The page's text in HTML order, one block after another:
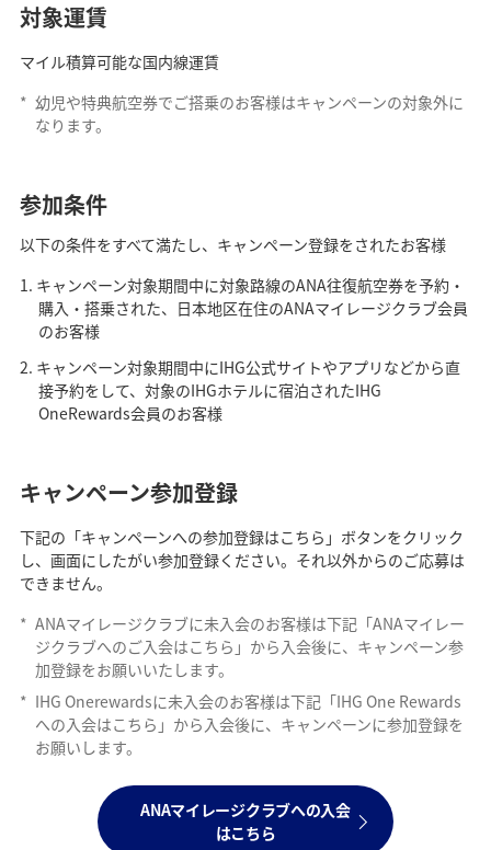
対象運賃
マイル積算可能な国内線運賃
* 幼児や特典航空券でご搭乗のお客様はキャンペーンの対象外に
なります。
参加条件
以下の条件をすべて満たし、キャンペーン登録をされたお客様
キャンペーン対象期間中に対象路線のANA往復航空券を予約・
購入・搭乗された、日本地区在住のANAマイレージクラブ会員
のお客様
キャンペーン対象期間中にIHG公式サイトやアプリなどから直
接予約をして、対象のIHGホテルに宿泊されたIHG
OneRewards会員のお客様
キャンペーン参加登録
下記の「キャンペーンへの参加登録はこちら」ボタンをクリック
し、画面にしたがい参加登録ください。それ以外からのご応募は
できません。
* ANAマイレージクラブに未入会のお客様は下記「ANAマイレー
ジクラブへのご入会はこちら」から入会後に、キャンペーン参
加登録をお願いいたします。
* IHG Onerewardsに未入会のお客様は下記「IHG One Rewards
への入会はこちら」から入会後に、キャンペーンに参加登録を
お願いします。
ANAマイレージクラブへの入会
はこちら